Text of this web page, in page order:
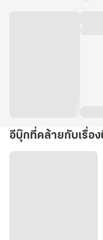
อีบุ๊กที่คล้ายกับเรื่อง